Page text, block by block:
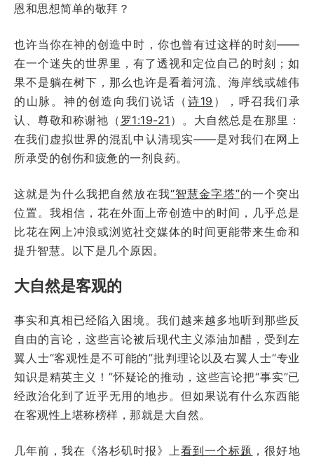
恩和思想简单的敬拜？
也许当你在神的创造中时，你也曾有过这样的时刻——
在一个迷失的世界里，有了透视和定位自己的时刻；如
果不是躺在树下，那么也许是看着河流、海岸线或雄伟
的山脉。神的创造向我们说话（诗19 ），呼召我们承
认、尊敬和称谢祂（ 罗1:19-21 ）。大自然总是在那里：
在我们虚拟世界的混乱中认清现实——是对我们在网上
所承受的创伤和疲惫的一剂良药。
这就是为什么我把自然放在我“智慧金字塔”的一个突出
位置。我相信，花在外面上帝创造中的时间，几乎总是
比花在网上冲浪或浏览社交媒体的时间更能带来生命和
提升智慧。以下是几个原因。
大自然是客观的
事实和真相已经陷入困境。我们越来越多地听到那些反
自由的言论，这些言论被后现代主义添油加醋，受到左
翼人士“客观性是不可能的”批判理论以及右翼人士“专业
知识是精英主义！”怀疑论的推动，这些言论把“事实”已
经政治化到了近乎无用的地步。但如果说有什么东西能
在客观性上堪称榜样，那就是大自然。
几年前，我在《洛杉矶时报》上看到一个标题 ，很好地